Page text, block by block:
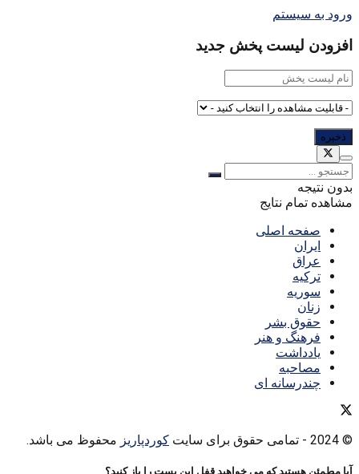
ورود به سیستم
افزودن لیست پخش جدید
بدون نتیجه
مشاهده تمام نتایج
صفحه اصلی
ایران
عراق
ترکیه
سوریه
زنان
حقوق بشر
فرهنگ و هنر
یادداشت
مصاحبه
چندرسانه ای
© 2024 - تمامی حقوق برای سایت کوردپاریز محفوظ می باشد.
آیا مطمئن هستید که می خواهید قفل این پست را باز کنید؟